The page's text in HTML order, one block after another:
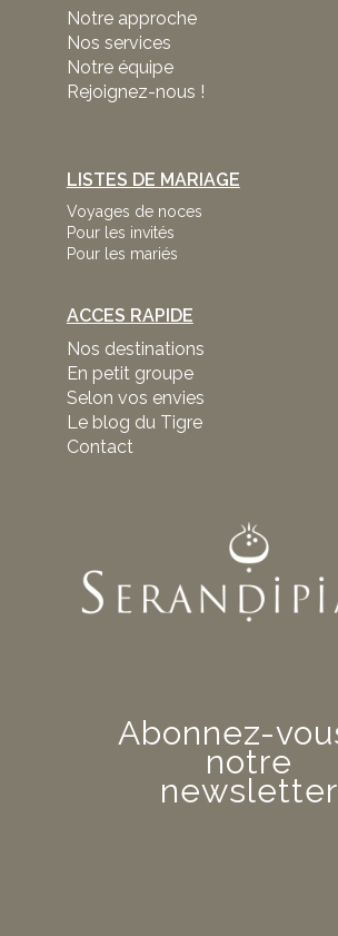
Notre approche
Nos services
Notre équipe
Rejoignez-nous !
LISTES DE MARIAGE
Voyages de noces
Pour les invités
Pour les mariés
ACCES RAPIDE
Nos destinations
En petit groupe
Selon vos envies
Le blog du Tigre
Contact
Abonnez-
notre
newsletter